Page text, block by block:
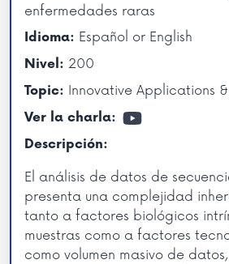
enfermedades raras
Idioma: Español or English
Nivel: 200
Topic: Innovative Applications
Ver la charla:
Descripción:
El análisis de datos de
presenta una complejidad
tanto a factores biológicos
muestras como a factores
como volumen masivo de